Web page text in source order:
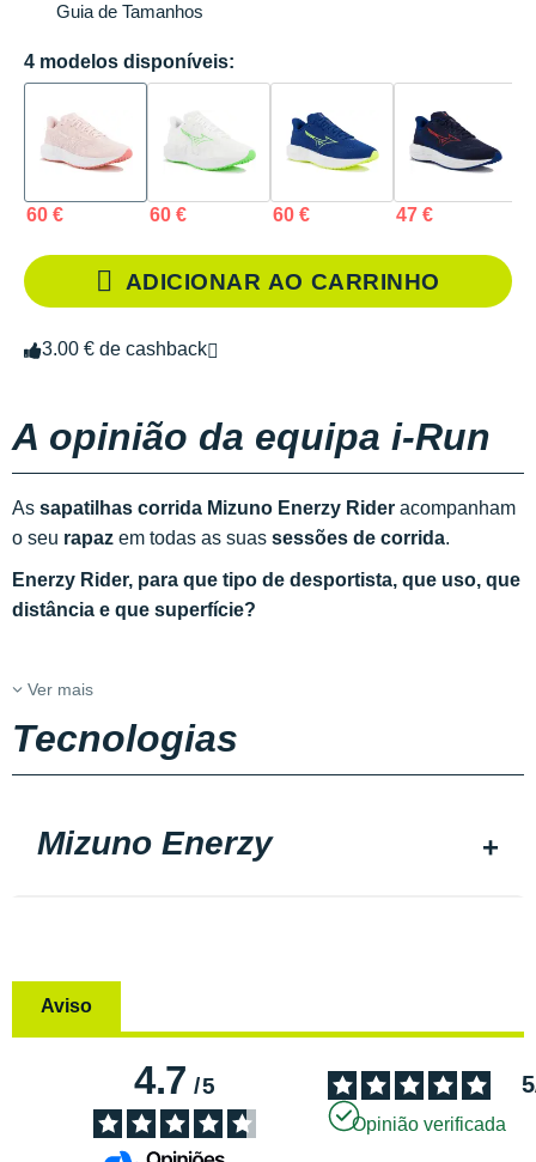
Guia de Tamanhos
4 modelos disponíveis:
60 € 60 € 60 € 47 €
ADICIONAR AO CARRINHO
3.00 € de cashback
A opinião da equipa i-Run
As sapatilhas corrida Mizuno Enerzy Rider acompanham
o seu rapaz em todas as suas sessões de corrida.
Enerzy Rider, para que tipo de desportista, que uso, que
distância e que superfície?
Ver mais
Tecnologias
Mizuno Enerzy
Aviso
4.7/5 5
Opinião verificada